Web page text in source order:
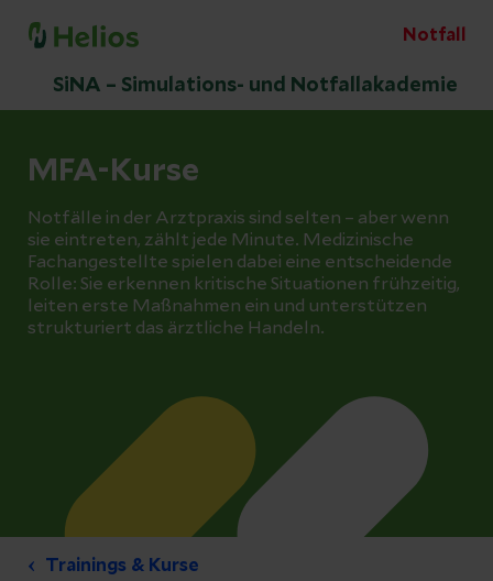
Notfall
SiNA – Simulations- und Notfallakademie
MFA-Kurse
Notfälle in der Arztpraxis sind selten – aber wenn
sie eintreten, zählt jede Minute. Medizinische
Fachangestellte spielen dabei eine entscheidende
Rolle: Sie erkennen kritische Situationen frühzeitig,
leiten erste Maßnahmen ein und unterstützen
strukturiert das ärztliche Handeln.
Trainings & Kurse